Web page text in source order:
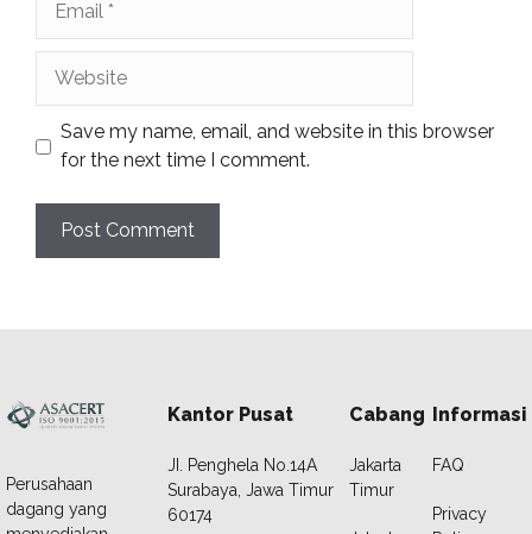
Save my name, email, and website in this browser
for the next time I comment.
Perusahaan
dagang yang
Kantor Pusat
JI. Penghela No.14A
Surabaya, Jawa Timur
60174
Cabang
Jakarta
Timur
Informasi
FAQ
Privacy